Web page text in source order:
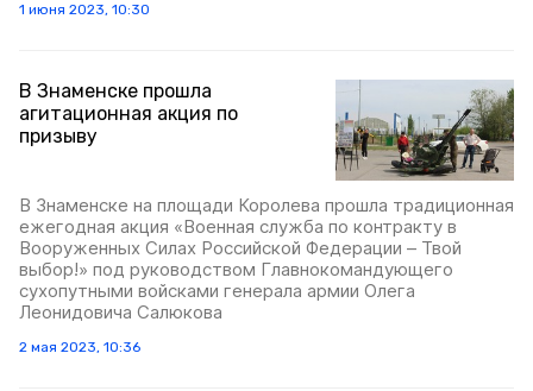
1 июня 2023, 10:30
В Знаменске прошла
агитационная акция по
призыву
В Знаменске на площади Королева прошла традиционная
ежегодная акция «Военная служба по контракту в
Вооруженных Силах Российской Федерации – Твой
выбор!» под руководством Главнокомандующего
сухопутными войсками генерала армии Олега
Леонидовича Салюкова
2 мая 2023, 10:36